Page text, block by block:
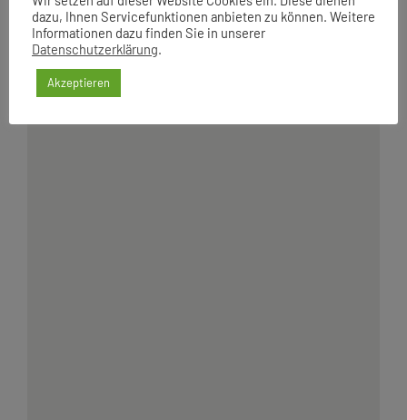
dazu, Ihnen Servicefunktionen anbieten zu können. Weitere
Informationen dazu finden Sie in unserer
Datenschutzerklärung.
Akzeptieren